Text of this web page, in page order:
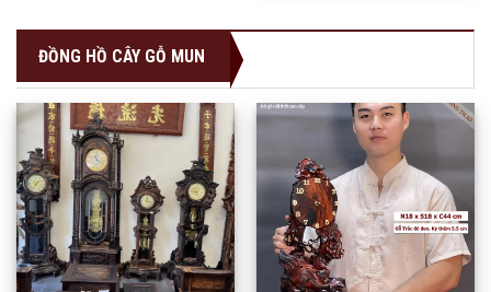
ĐỒNG HỒ CÂY GỖ MUN